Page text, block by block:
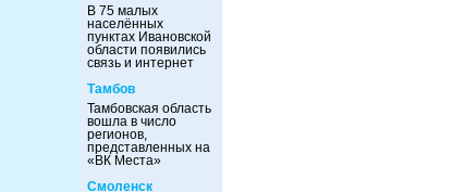
В 75 малых
населённых
пунктах Ивановской
области появились
связь и интернет
Тамбов
Тамбовская область
вошла в число
регионов,
представленных на
«ВК Места»
Смоленск